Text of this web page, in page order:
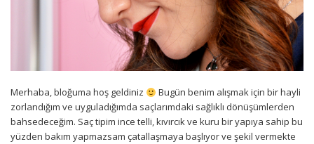
Merhaba, bloğuma hoş geldiniz
Bugün benim alışmak için bir hayli
zorlandığım ve uyguladığımda saçlarımdaki sağlıklı dönüşümlerden
bahsedeceğim. Saç tipim ince telli, kıvırcık ve kuru bir yapıya sahip bu
yüzden bakım yapmazsam çatallaşmaya başlıyor ve şekil vermekte